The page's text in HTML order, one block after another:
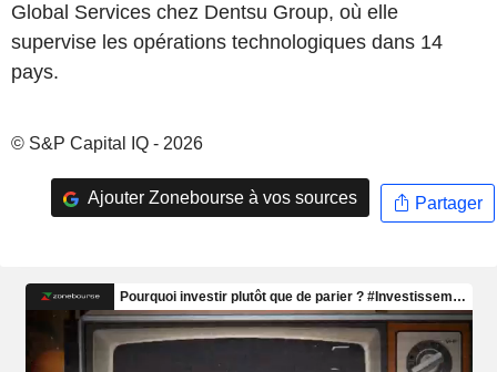
Global Services chez Dentsu Group, où elle
supervise les opérations technologiques dans 14
pays.
© S&P Capital IQ - 2026
Ajouter Zonebourse à vos sources Partager